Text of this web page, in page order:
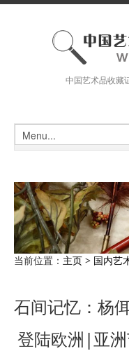
中国艺术品收藏
当前位置： 主页 > 国内艺
石间记忆：杨
登陆欧洲|亚